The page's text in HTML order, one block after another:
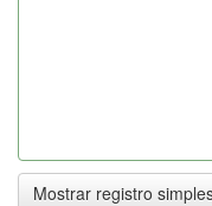
Mostrar registro